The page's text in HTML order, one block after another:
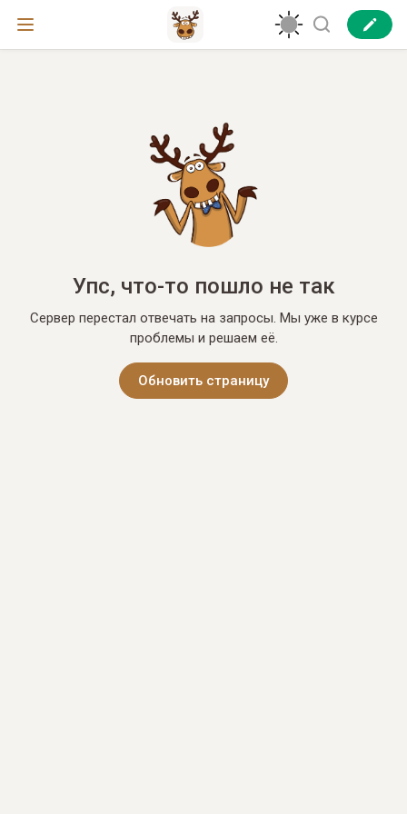
Упс, что-то пошло не так
Сервер перестал отвечать на запросы. Мы уже в курсе
проблемы и решаем её.
Обновить страницу